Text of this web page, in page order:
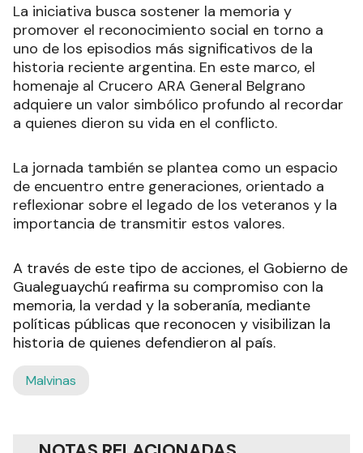
La iniciativa busca sostener la memoria y
promover el reconocimiento social en torno a
uno de los episodios más significativos de la
historia reciente argentina. En este marco, el
homenaje al Crucero ARA General Belgrano
adquiere un valor simbólico profundo al recordar
a quienes dieron su vida en el conflicto.
La jornada también se plantea como un espacio
de encuentro entre generaciones, orientado a
reflexionar sobre el legado de los veteranos y la
importancia de transmitir estos valores.
A través de este tipo de acciones, el Gobierno de
Gualeguaychú reafirma su compromiso con la
memoria, la verdad y la soberanía, mediante
políticas públicas que reconocen y visibilizan la
historia de quienes defendieron al país.
Malvinas